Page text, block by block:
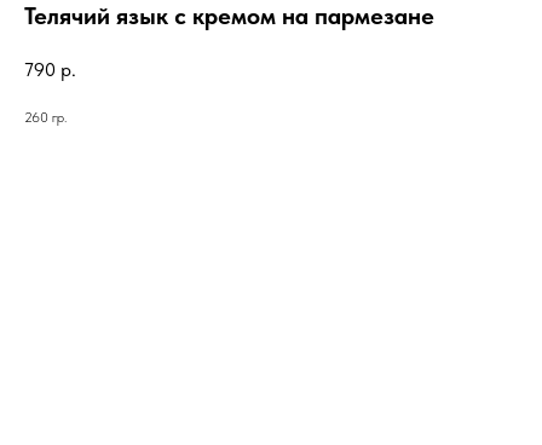
Телячий язык с кремом на пармезане
790 р.
260 гр.